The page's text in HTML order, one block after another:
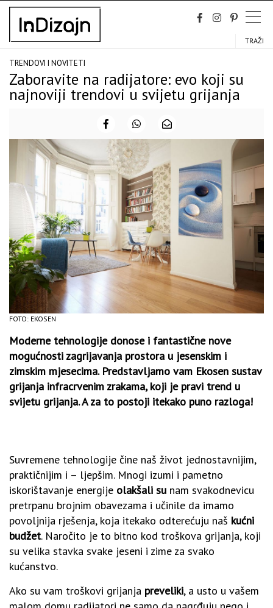
Skip
content
TRAŽI
TRENDOVI I NOVITETI
Zaboravite na radijatore: evo koji su
najnoviji trendovi u svijetu grijanja
FOTO: EKOSEN
Moderne tehnologije donose i fantastične nove
mogućnosti zagrijavanja prostora u jesenskim i
zimskim mjesecima. Predstavljamo vam Ekosen sustav
grijanja infracrvenim zrakama, koji je pravi trend u
svijetu grijanja. A za to postoji itekako puno razloga!
Suvremene tehnologije čine naš život jednostavnijim,
praktičnijim i – ljepšim. Mnogi izumi i pametno
iskorištavanje energije olakšali su nam svakodnevicu
pretrpanu brojnim obavezama i učinile da imamo
povoljnija rješenja, koja itekako odterećuju naš kućni
budžet. Naročito je to bitno kod troškova grijanja, koji
su velika stavka svake jeseni i zime za svako
kućanstvo.
Ako su vam troškovi grijanja preveliki, a usto u vašem